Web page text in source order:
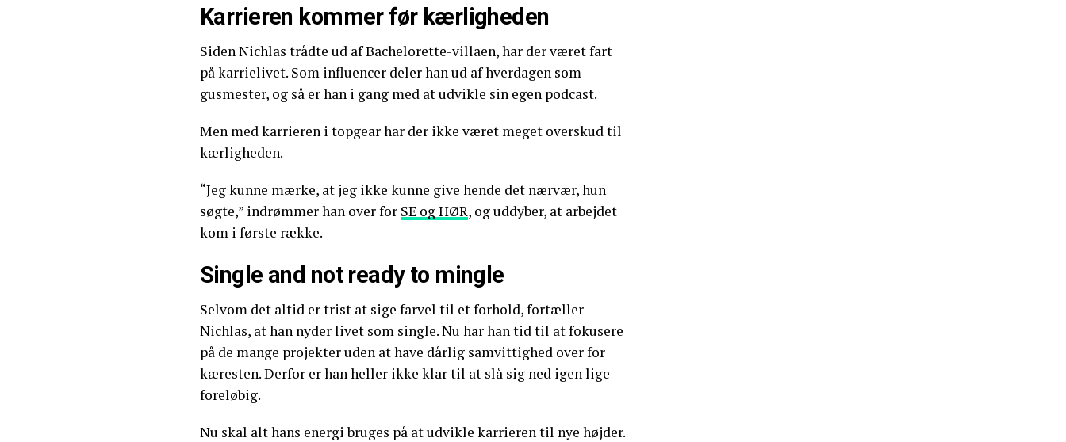
Karrieren kommer før kærligheden
Siden Nichlas trådte ud af Bachelorette-villaen, har der været fart
på karrielivet. Som influencer deler han ud af hverdagen som
gusmester, og så er han i gang med at udvikle sin egen podcast.
Men med karrieren i topgear har der ikke været meget overskud til
kærligheden.
“Jeg kunne mærke, at jeg ikke kunne give hende det nærvær, hun
søgte,” indrømmer han over for SE og HØR, og uddyber, at arbejdet
kom i første række.
Single and not ready to mingle
Selvom det altid er trist at sige farvel til et forhold, fortæller
Nichlas, at han nyder livet som single. Nu har han tid til at fokusere
på de mange projekter uden at have dårlig samvittighed over for
kæresten. Derfor er han heller ikke klar til at slå sig ned igen lige
foreløbig.
Nu skal alt hans energi bruges på at udvikle karrieren til nye højder.